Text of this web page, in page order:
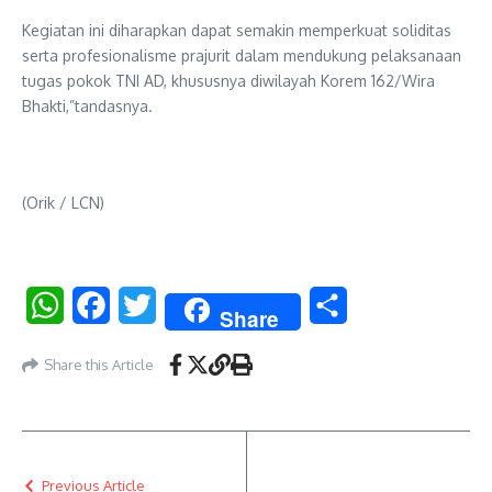
Kegiatan ini diharapkan dapat semakin memperkuat soliditas
serta profesionalisme prajurit dalam mendukung pelaksanaan
tugas pokok TNI AD, khususnya diwilayah Korem 162/Wira
Bhakti,”tandasnya.
(Orik / LCN)
WhatsAppFacebookTwitter Share
Share this Article
Previous Article